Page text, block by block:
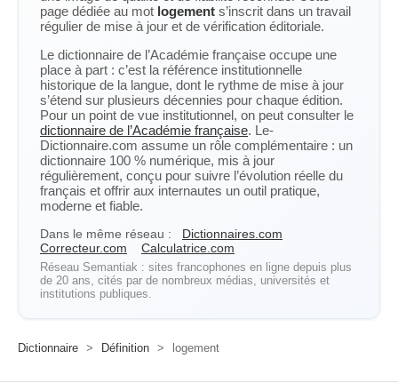
page dédiée au mot logement s’inscrit dans un travail
régulier de mise à jour et de vérification éditoriale.
Le dictionnaire de l’Académie française occupe une
place à part : c’est la référence institutionnelle
historique de la langue, dont le rythme de mise à jour
s’étend sur plusieurs décennies pour chaque édition.
Pour un point de vue institutionnel, on peut consulter le
dictionnaire de l’Académie française. Le-
Dictionnaire.com assume un rôle complémentaire : un
dictionnaire 100 % numérique, mis à jour
régulièrement, conçu pour suivre l’évolution réelle du
français et offrir aux internautes un outil pratique,
moderne et fiable.
Dans le même réseau :
Dictionnaires.com
Correcteur.com
Calculatrice.com
Réseau Semantiak : sites francophones en ligne depuis plus
de 20 ans, cités par de nombreux médias, universités et
institutions publiques.
Dictionnaire > Définition > logement